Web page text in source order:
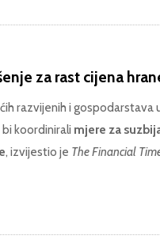
za rast cijena
razvijenih i gospodarstava
koordinirali mjere za
, izvijestio je The Financial